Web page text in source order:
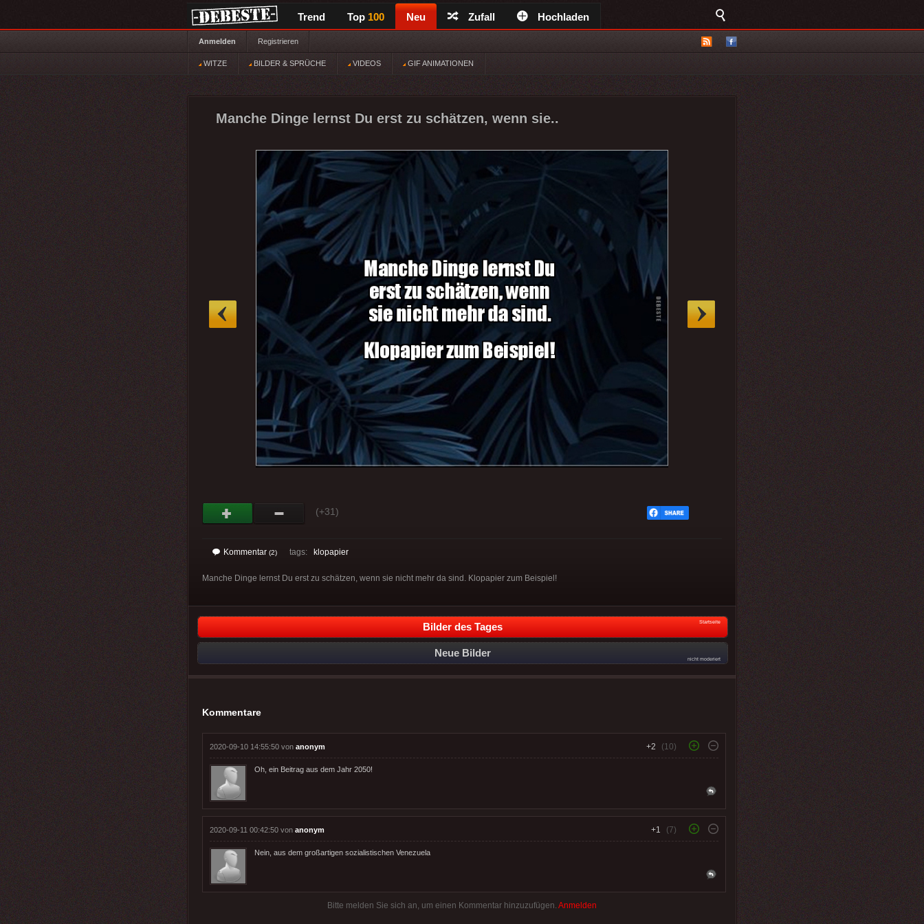
Trend Top 100 Neu Zufall Hochladen
Anmelden Registrieren
WITZE BILDER & SPRÜCHE VIDEOS GIF ANIMATIONEN
Manche Dinge lernst Du erst zu schätzen, wenn sie..
(+31)
Kommentar (2) tags: klopapier
Manche Dinge lernst Du erst zu schätzen, wenn sie nicht mehr da sind. Klopapier zum Beispiel!
Bilder des Tages Startseite
Neue Bilder
nicht moderiert
Kommentare
2020-09-10 14:55:50 von anonym +2 (10)
Oh, ein Beitrag aus dem Jahr 2050!
2020-09-11 00:42:50 von anonym +1 (7)
Nein, aus dem großartigen sozialistischen Venezuela
Bitte melden Sie sich an, um einen Kommentar hinzuzufügen. Anmelden